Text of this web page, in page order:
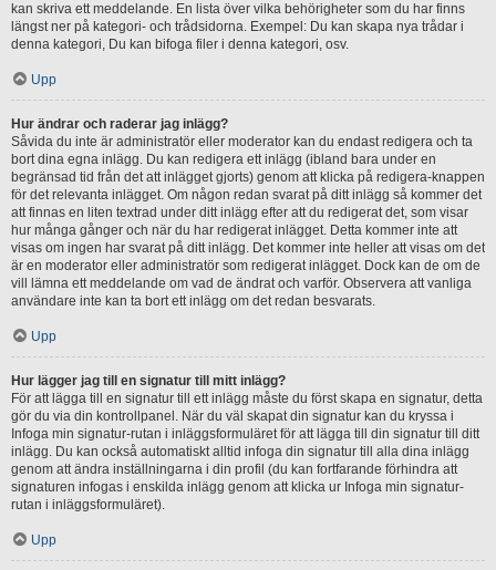
kan skriva ett meddelande. En lista över vilka behörigheter som du har finns
längst ner på kategori- och trådsidorna. Exempel: Du kan skapa nya trådar i
denna kategori, Du kan bifoga filer i denna kategori, osv.
Upp
Hur ändrar och raderar jag inlägg?
Såvida du inte är administratör eller moderator kan du endast redigera och ta
bort dina egna inlägg. Du kan redigera ett inlägg (ibland bara under en
begränsad tid från det att inlägget gjorts) genom att klicka på redigera-knappen
för det relevanta inlägget. Om någon redan svarat på ditt inlägg så kommer det
att finnas en liten textrad under ditt inlägg efter att du redigerat det, som visar
hur många gånger och när du har redigerat inlägget. Detta kommer inte att
visas om ingen har svarat på ditt inlägg. Det kommer inte heller att visas om det
är en moderator eller administratör som redigerat inlägget. Dock kan de om de
vill lämna ett meddelande om vad de ändrat och varför. Observera att vanliga
användare inte kan ta bort ett inlägg om det redan besvarats.
Upp
Hur lägger jag till en signatur till mitt inlägg?
För att lägga till en signatur till ett inlägg måste du först skapa en signatur, detta
gör du via din kontrollpanel. När du väl skapat din signatur kan du kryssa i
Infoga min signatur-rutan i inläggsformuläret för att lägga till din signatur till ditt
inlägg. Du kan också automatiskt alltid infoga din signatur till alla dina inlägg
genom att ändra inställningarna i din profil (du kan fortfarande förhindra att
signaturen infogas i enskilda inlägg genom att klicka ur Infoga min signatur-
rutan i inläggsformuläret).
Upp